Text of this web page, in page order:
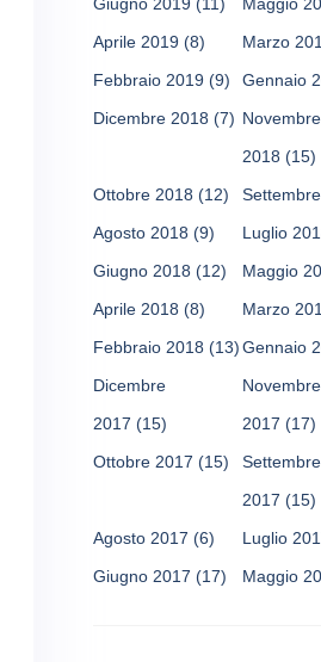
Aprile 2019 (8) Marzo
Febbraio 2019 (9) Gennaio
Dicembre 2018 (7) Novembre
2018 (15)
Ottobre 2018 (12)
Agosto 2018 (9) Luglio
Giugno 2018 (12) Maggio
Aprile 2018 (8) Marzo
Febbraio 2018 (13)Gennaio
Dicembre
2017 (15)
Novembre
2017 (17)
Ottobre 2017 (15)
Settembre
2017 (15)
Agosto 2017 (6) Luglio
Giugno 2017 (17) Maggio